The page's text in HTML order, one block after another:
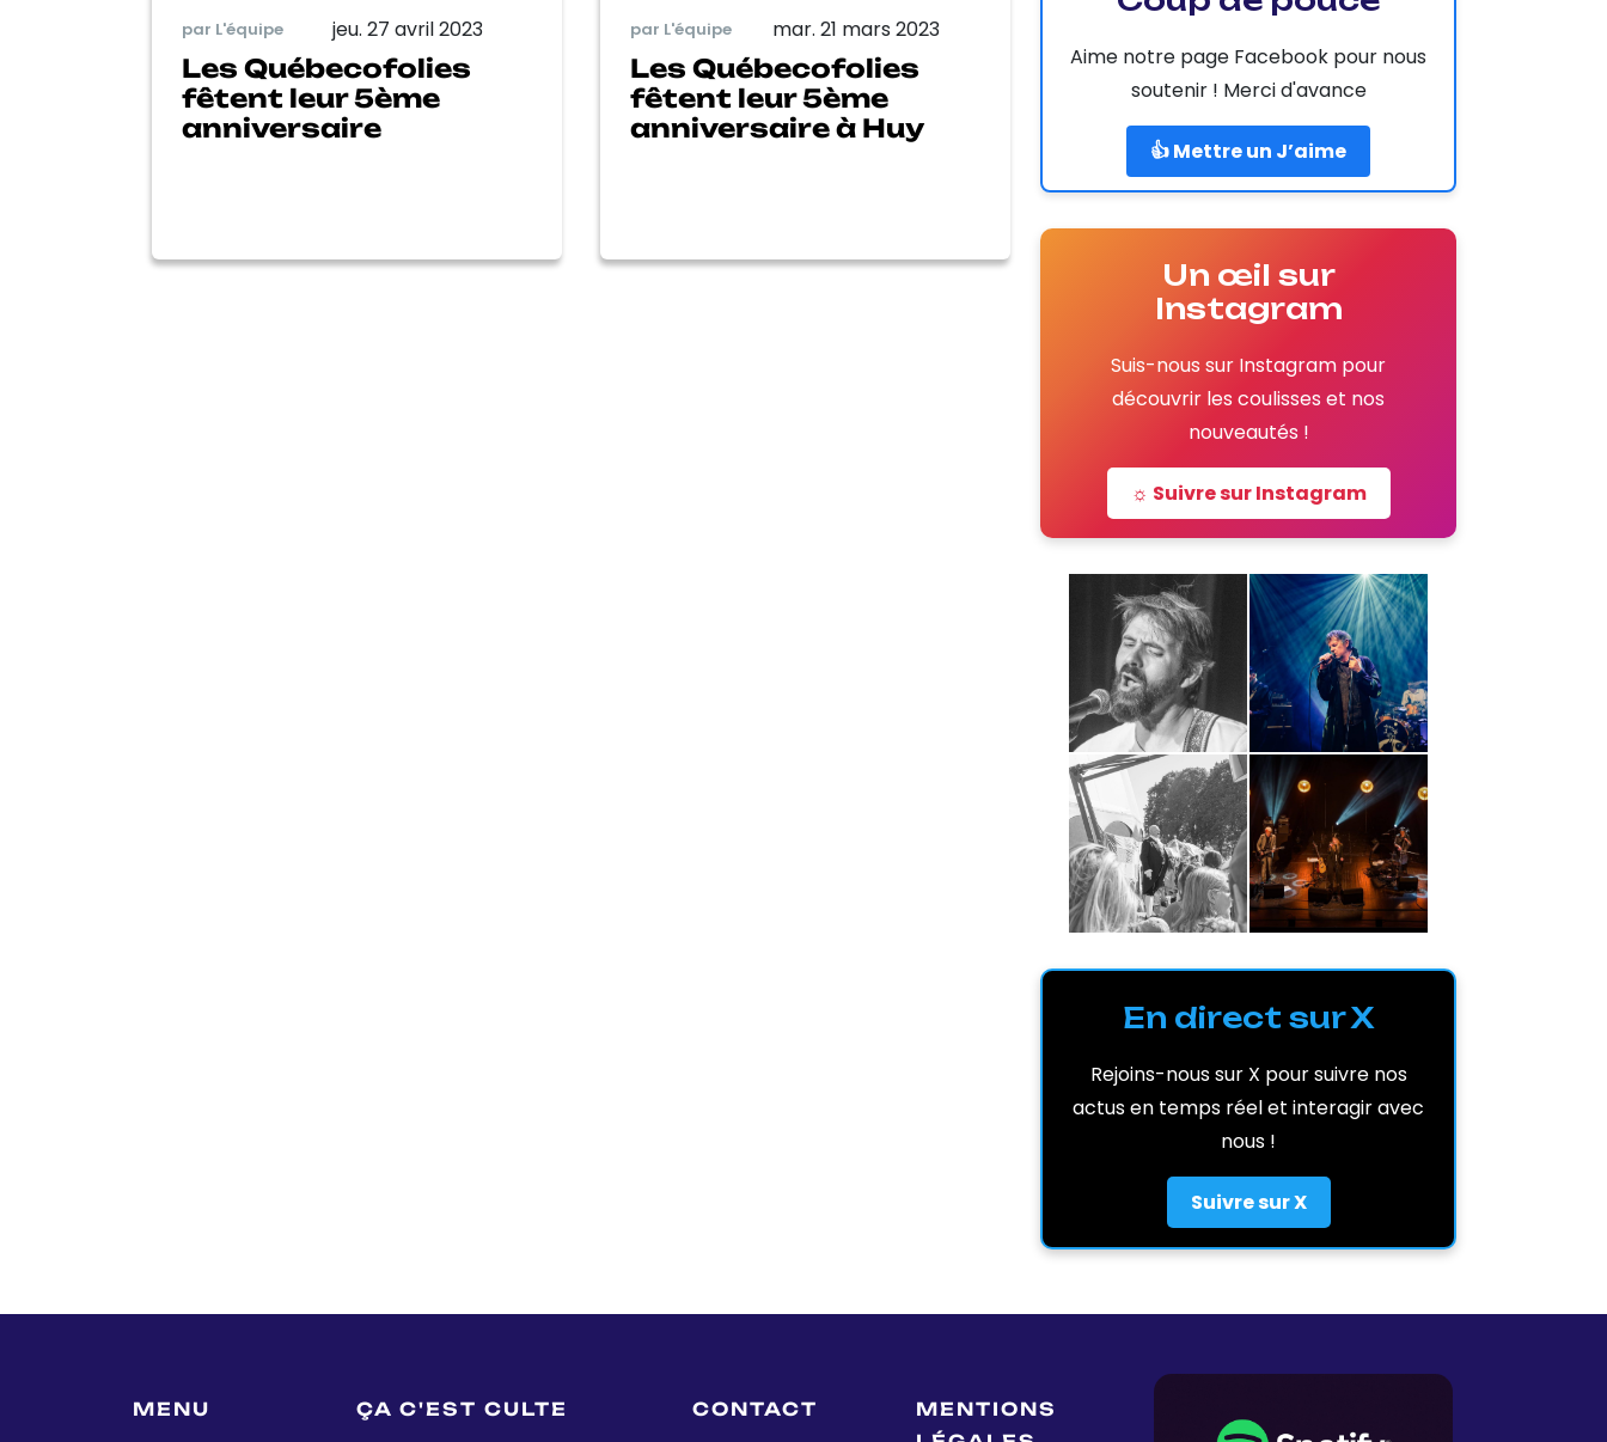
par L'équipe jeu. 27 avril 2023
Les Québecofolies
fêtent leur 5ème
anniversaire
par L'équipe mar. 21 mars 2023
Les Québecofolies
fêtent leur 5ème
anniversaire à Huy
Aime notre page Facebook pour nous
soutenir ! Merci d'avance
👍 Mettre un J’aime
Un œil sur
Instagram
Suis-nous sur Instagram pour
découvrir les coulisses et nos
nouveautés !
☼ Suivre sur Instagram
En direct sur X
Rejoins-nous sur X pour suivre nos
actus en temps réel et interagir avec
nous !
Suivre sur X
MENU ÇA C'EST CULTE CONTACT
MENTIONS